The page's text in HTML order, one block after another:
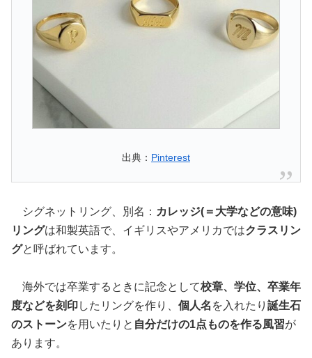
出典： Pinterest
シグネットリング、別名： カレッジ(＝大学などの意味)
リングは和製英語で、イギリスやアメリカではクラスリン
グと呼ばれています。
海外では卒業するときに記念として校章、学位、卒業年
度などを刻印したリングを作り、 個人名 を入れたり 誕生石
のストーンを用いたりと 自分だけの1点ものを作る風習が
あります。